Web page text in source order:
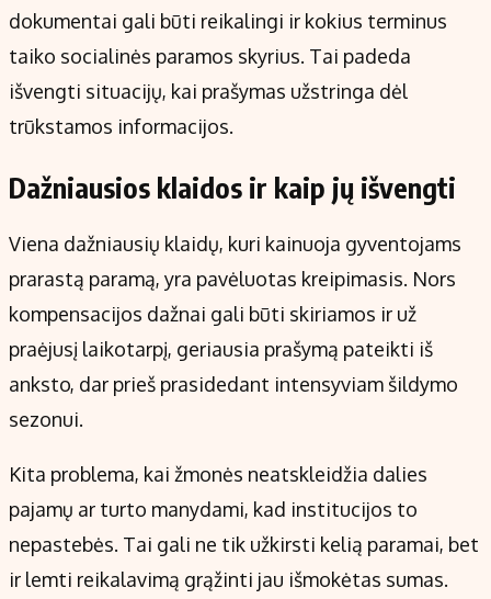
dokumentai gali būti reikalingi ir kokius terminus
taiko socialinės paramos skyrius. Tai padeda
išvengti situacijų, kai prašymas užstringa dėl
trūkstamos informacijos.
Dažniausios klaidos ir kaip jų išvengti
Viena dažniausių klaidų, kuri kainuoja gyventojams
prarastą paramą, yra pavėluotas kreipimasis. Nors
kompensacijos dažnai gali būti skiriamos ir už
praėjusį laikotarpį, geriausia prašymą pateikti iš
anksto, dar prieš prasidedant intensyviam šildymo
sezonui.
Kita problema, kai žmonės neatskleidžia dalies
pajamų ar turto manydami, kad institucijos to
nepastebės. Tai gali ne tik užkirsti kelią paramai, bet
ir lemti reikalavimą grąžinti jau išmokėtas sumas.